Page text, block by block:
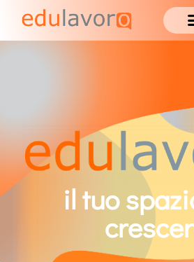
il tuo